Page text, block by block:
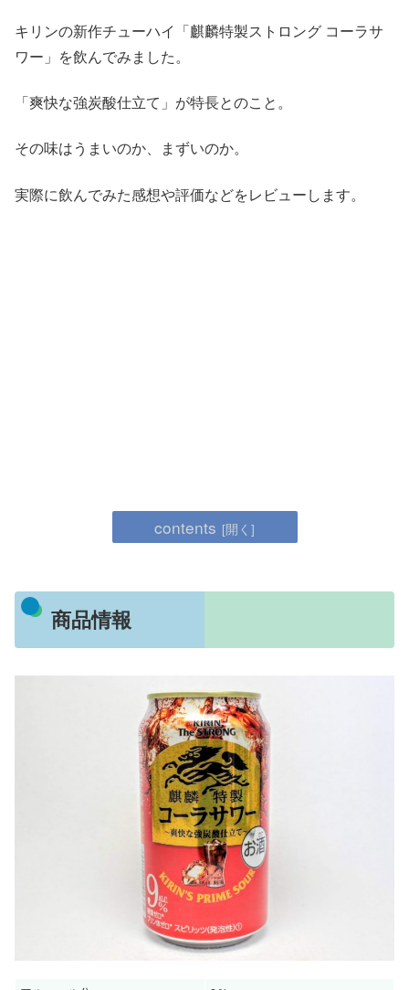
キリンの新作チューハイ「麒麟特製ストロング コーラサ
ワー」を飲んでみました。
「爽快な強炭酸仕立て」が特長とのこと。
その味はうまいのか、まずいのか。
実際に飲んでみた感想や評価などをレビューします。
contents
商品情報